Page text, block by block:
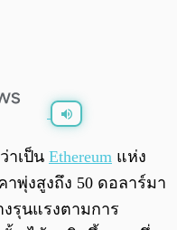
0:00
าเป็น Ethereum แห่ง
พุ่งสูงถึง 50 ดอลาร์มา
รุนแรงตามการ